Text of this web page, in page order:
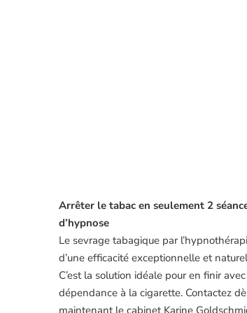
Arrêter le tabac en seulement 2
d’hypnose
Le sevrage tabagique par
d’une efficacité exceptionnelle et
C’est la solution idéale pour en finir
dépendance à la cigarette. Contactez
maintenant le cabinet Karine